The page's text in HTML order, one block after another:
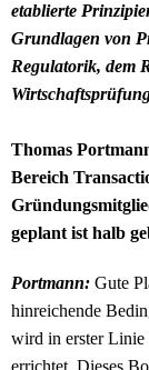
etablierte
Grundlagen von
Regulatorik, dem
Thomas
Bereich
geplant ist halb
Portmann: Gute
hinreichende
wird in erster Linie
errichtet. Dieses